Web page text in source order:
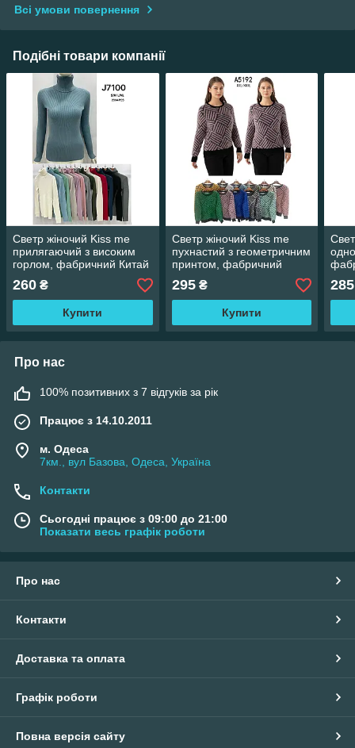
Всі умови повернення
Подібні товари компанії
Светр жіночий Kiss me
прилягаючий з високим
горлом, фабричний Китай
різні кольори. Розміри S/M
- L/XL
260 ₴
Купити
Светр жіночий Kiss me
пухнастий з геометричним
принтом, фабричний
Китай різні кольори.
Розміри XXL/XXXL
295₴
Купити
285
Про нас
100% позитивних з 7 відгуків за рік
Працює з 14.10.2011
м. Одеса
7км., вул Базова, Одеса, Україна
Контакти
Сьогодні працює з 09:00 до 21:00
Показати весь графік роботи
Про нас
Контакти
Доставка та оплата
Графік роботи
Повна версія сайту